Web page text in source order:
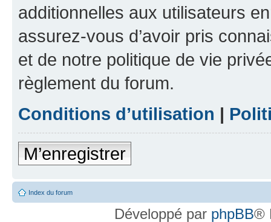
additionnelles aux utilisateurs
assurez-vous d’avoir pris
et de notre politique de vie
règlement du forum.
Conditions d’utilisation |
M’enregistrer
Index du forum
Développé par phpBB®